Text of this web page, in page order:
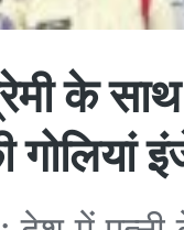
के
गोलियां